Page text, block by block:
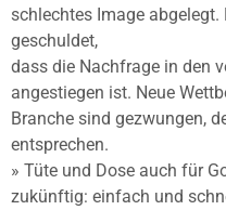
schlechtes Image
geschuldet,
dass die Nachfrage in den
angestiegen ist. Neue
Branche sind gezwungen,
entsprechen.
» Tüte und Dose auch für
zukünftig: einfach und